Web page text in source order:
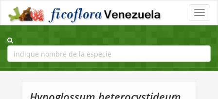
Toggle